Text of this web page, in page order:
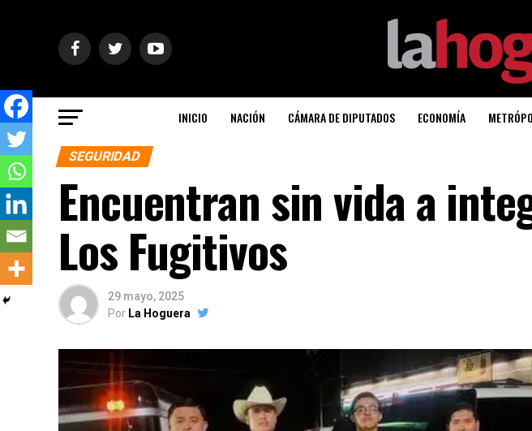
INICIO NACIÓN CÁMARA DE DIPUTADOS ECONOMÍA
SEGURIDAD
Encuentran sin vida a
Los Fugitivos
29 mayo, 2025
Por La Hoguera